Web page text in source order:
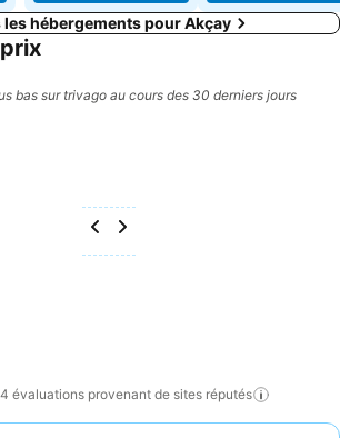
hébergements pour Akçay
bas sur trivago au cours des 30 derniers jours
évaluations provenant de sites réputés